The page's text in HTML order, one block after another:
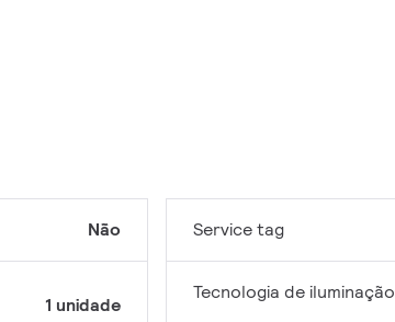
Não
1 unidade
Service tag
Tecnologia de iluminação